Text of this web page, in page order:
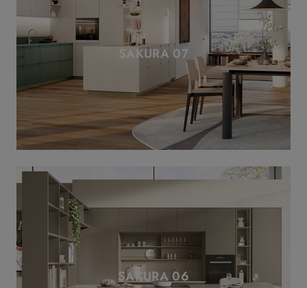
SAKURA 07
SAKURA 06